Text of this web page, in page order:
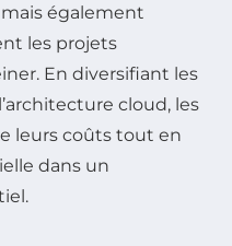
mais également
les projets
En diversifiant les
cloud, les
leurs coûts tout en
dans un